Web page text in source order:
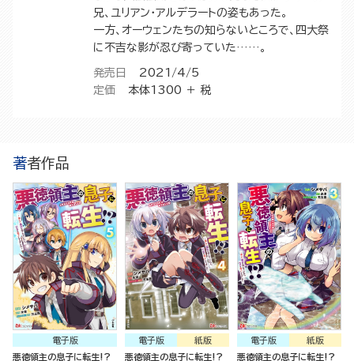
兄、ユリアン・アルデラートの姿もあった。
一方、オーウェンたちの知らないところで、四大祭
に不吉な影が忍び寄っていた……。
発売日
2021/4/5
定価
本体1300 ＋ 税
著者作品
電子版
悪徳領主の息子に転生!?
紙版
電子版
悪徳領主の息子に転生!?
紙版
電子版
悪徳領主の息子に転生!?